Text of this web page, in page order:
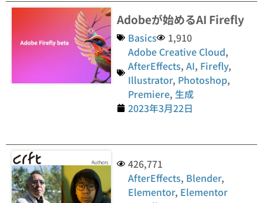
Adobeが始めるAI Firefly
Basics
1,910
Adobe Creative Cloud,
AfterEffects,AI, Firefly,
Illustrator, Photoshop,
Premiere, 生成
2023年3月22日
426,771
AfterEffects, Blender,
Elementor, Elementor